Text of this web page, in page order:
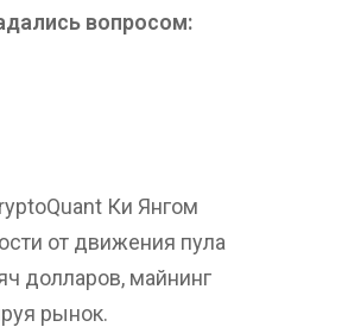
вопросом:
Ки Янгом
от движения пула
долларов, майнинг
рынок.